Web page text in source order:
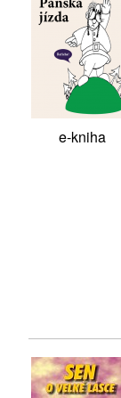
e-kniha